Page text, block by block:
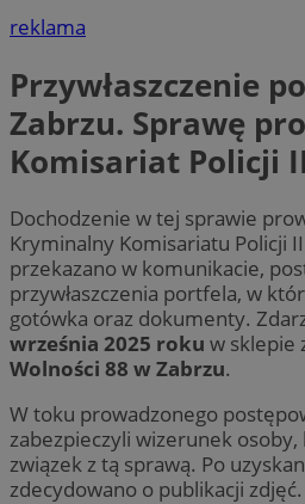
reklama
Przywłaszczenie
Zabrzu. Sprawę
Komisariat Policji
Dochodzenie w tej sprawie
Kryminalny Komisariatu Policji
przekazano w komunikacie,
przywłaszczenia portfela, w
gotówka oraz dokumenty.
września 2025 roku w sklepie
Wolności 88 w Zabrzu.
W toku prowadzonego
zabezpieczyli wizerunek
związek z tą sprawą. Po
zdecydowano o publikacji